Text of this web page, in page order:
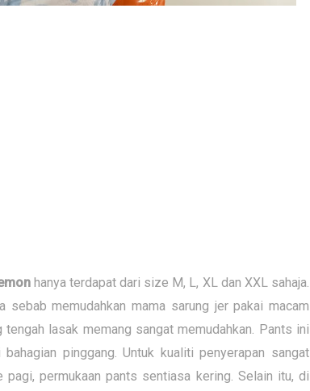
hanya terdapat dari size M, L, XL dan XXL sahaja.
sebab memudahkan mama sarung jer pakai macam
lasak memang sangat memudahkan. Pants ini
pinggang. Untuk kualiti penyerapan sangat
permukaan pants sentiasa kering. Selain itu, di